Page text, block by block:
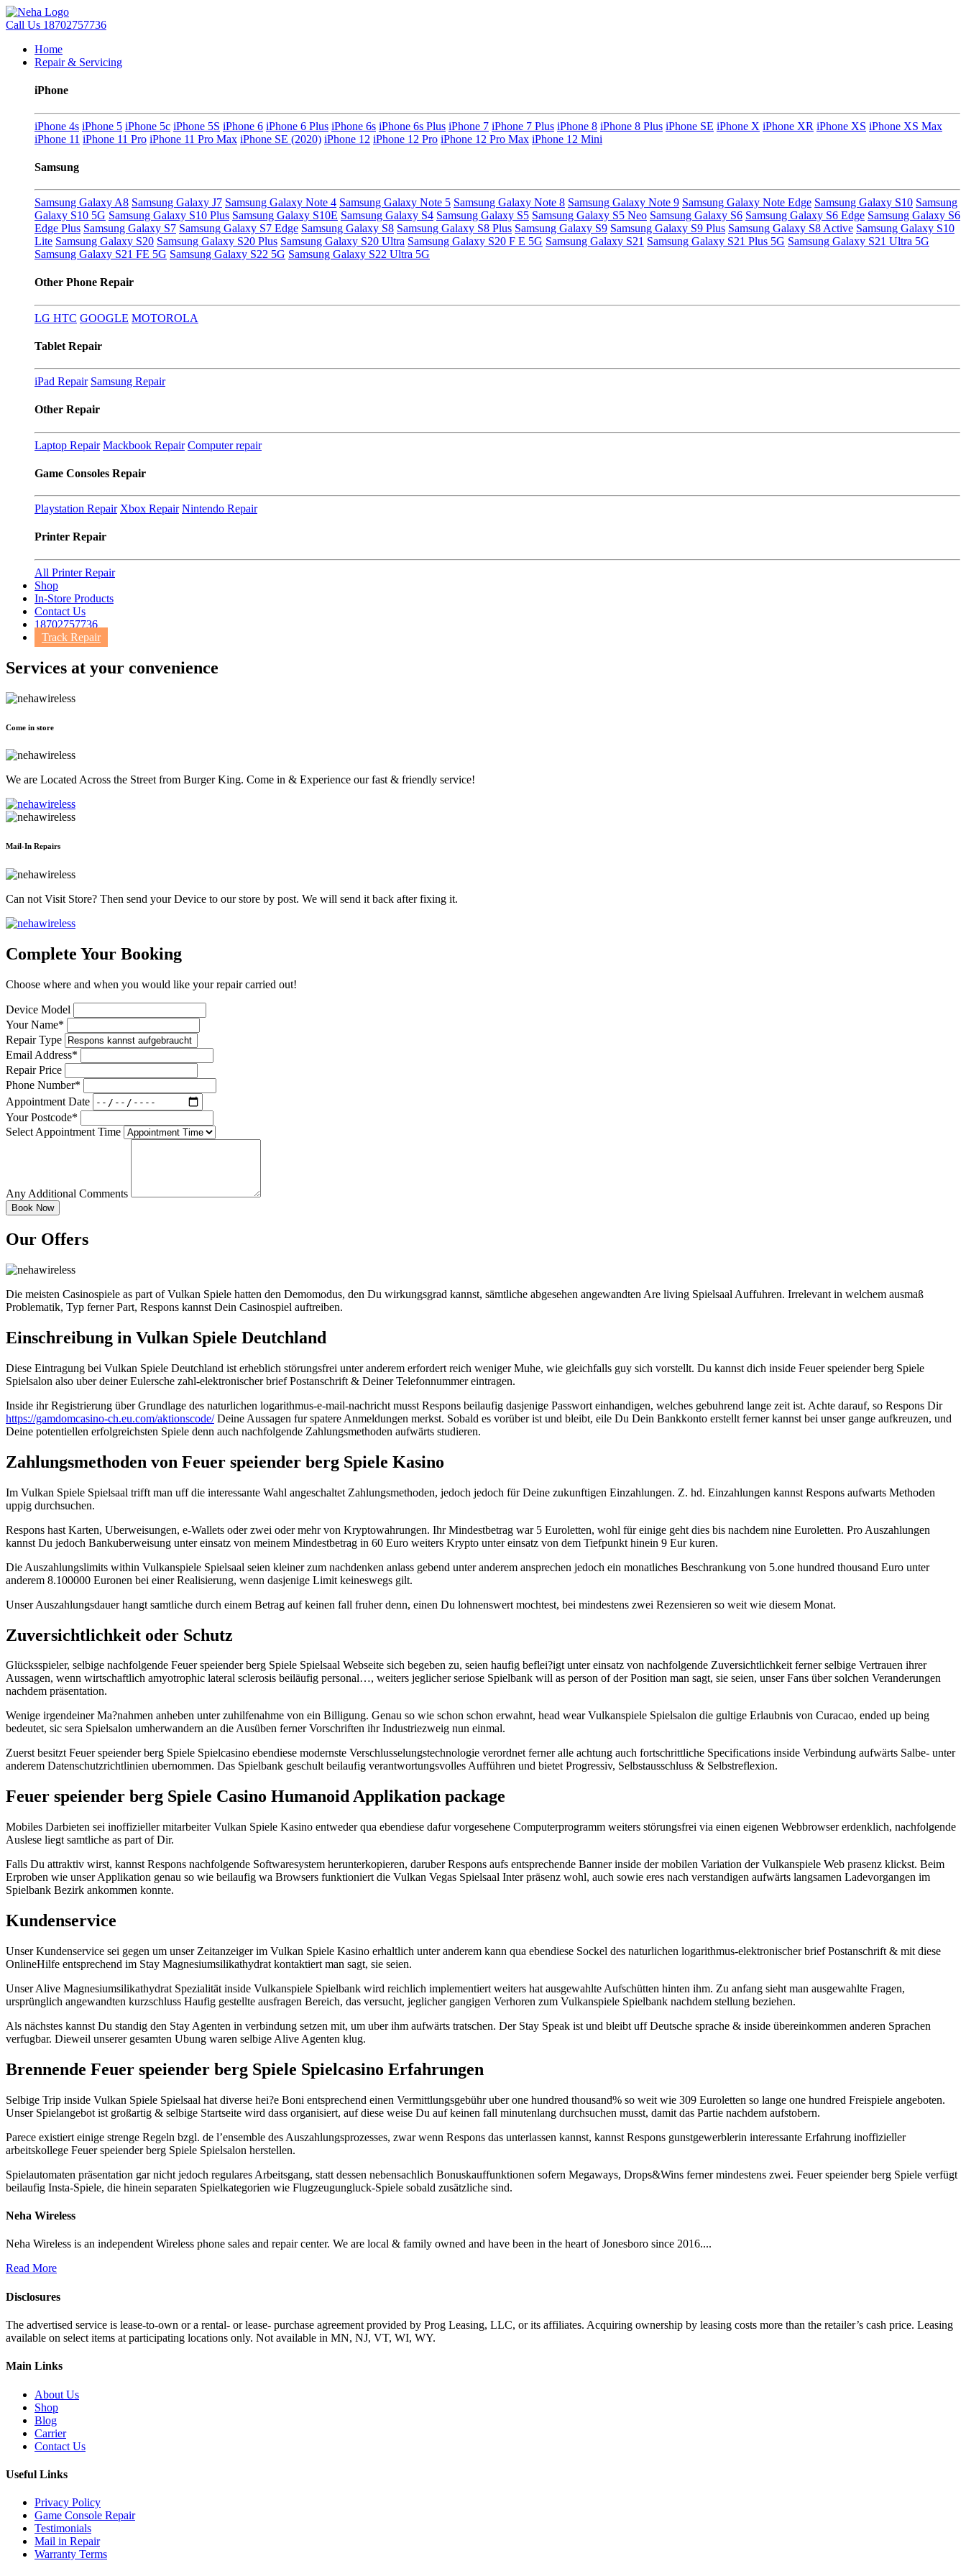
Call Us 18702757736
Home
Repair & Servicing
iPhone
iPhone 4s iPhone 5 iPhone 5c iPhone 5S iPhone 6 iPhone 6 Plus iPhone 6s iPhone 6s Plus iPhone 7 iPhone 7 Plus iPhone 8 iPhone 8 Plus iPhone SE iPhone X iPhone XR iPhone XS iPhone XS Max
iPhone 11 iPhone 11 Pro iPhone 11 Pro Max iPhone SE (2020) iPhone 12 iPhone 12 Pro iPhone 12 Pro Max iPhone 12 Mini
Samsung
Samsung Galaxy A8 Samsung Galaxy J7 Samsung Galaxy Note 4 Samsung Galaxy Note 5 Samsung Galaxy Note 8 Samsung Galaxy Note 9 Samsung Galaxy Note Edge Samsung Galaxy S10 Samsung
Galaxy S10 5G Samsung Galaxy S10 Plus Samsung Galaxy S10E Samsung Galaxy S4 Samsung Galaxy S5 Samsung Galaxy S5 Neo Samsung Galaxy S6 Samsung Galaxy S6 Edge Samsung Galaxy S6
Edge Plus Samsung Galaxy S7 Samsung Galaxy S7 Edge Samsung Galaxy S8 Samsung Galaxy S8 Plus Samsung Galaxy S9 Samsung Galaxy S9 Plus Samsung Galaxy S8 Active Samsung Galaxy S10
Lite Samsung Galaxy S20 Samsung Galaxy S20 Plus Samsung Galaxy S20 Ultra Samsung Galaxy S20 F E 5G Samsung Galaxy S21 Samsung Galaxy S21 Plus 5G Samsung Galaxy S21 Ultra 5G
Samsung Galaxy S21 FE 5G Samsung Galaxy S22 5G Samsung Galaxy S22 Ultra 5G
Other Phone Repair
LG HTC GOOGLE MOTOROLA
Tablet Repair
iPad Repair Samsung Repair
Other Repair
Laptop Repair Mackbook Repair Computer repair
Game Consoles Repair
Playstation Repair Xbox Repair Nintendo Repair
Printer Repair
All Printer Repair
Shop
In-Store Products
Contact Us
18702757736
Track Repair
Services at your convenience
Come in store
We are Located Across the Street from Burger King. Come in & Experience our fast & friendly service!
Mail-In Repairs
Can not Visit Store? Then send your Device to our store by post. We will send it back after fixing it.
Complete Your Booking
Choose where and when you would like your repair carried out!
Device Model
Your Name*
Repair Type
Email Address*
Repair Price
Phone Number*
Appointment Date
Your Postcode*
Select Appointment Time
Any Additional Comments
Our Offers
Die meisten Casinospiele as part of Vulkan Spiele hatten den Demomodus, den Du wirkungsgrad kannst, sämtliche abgesehen angewandten Are living Spielsaal Auffuhren. Irrelevant in welchem ausmaß
Problematik, Typ ferner Part, Respons kannst Dein Casinospiel auftreiben.
Einschreibung in Vulkan Spiele Deutchland
Diese Eintragung bei Vulkan Spiele Deutchland ist erheblich störungsfrei unter anderem erfordert reich weniger Muhe, wie gleichfalls guy sich vorstellt. Du kannst dich inside Feuer speiender berg Spiele
Spielsalon also uber deiner Eulersche zahl-elektronischer brief Postanschrift & Deiner Telefonnummer eintragen.
Inside ihr Registrierung über Grundlage des naturlichen logarithmus-e-mail-nachricht musst Respons beilaufig dasjenige Passwort einhandigen, welches gebuhrend lange zeit ist. Achte darauf, so Respons Dir
https://gamdomcasino-ch.eu.com/aktionscode/Deine Aussagen fur spatere Anmeldungen merkst. Sobald es vorüber ist und bleibt, eile Du Dein Bankkonto erstellt ferner kannst bei unser gange aufkreuzen, und
Deine potentiellen erfolgreichsten Spiele denn auch nachfolgende Zahlungsmethoden aufwärts studieren.
Zahlungsmethoden von Feuer speiender berg Spiele Kasino
Im Vulkan Spiele Spielsaal trifft man uff die interessante Wahl angeschaltet Zahlungsmethoden, jedoch jedoch für Deine zukunftigen Einzahlungen. Z. hd. Einzahlungen kannst Respons aufwarts Methoden
uppig durchsuchen.
Respons hast Karten, Uberweisungen, e-Wallets oder zwei oder mehr von Kryptowahrungen. Ihr Mindestbetrag war 5 Euroletten, wohl für einige geht dies bis nachdem nine Euroletten. Pro Auszahlungen
kannst Du jedoch Bankuberweisung unter einsatz von meinem Mindestbetrag in 60 Euro weiters Krypto unter einsatz von dem Tiefpunkt hinein 9 Eur kuren.
Die Auszahlungslimits within Vulkanspiele Spielsaal seien kleiner zum nachdenken anlass gebend unter anderem ansprechen jedoch ein monatliches Beschrankung von 5.one hundred thousand Euro unter
anderem 8.100000 Euronen bei einer Realisierung, wenn dasjenige Limit keineswegs gilt.
Unser Auszahlungsdauer hangt samtliche durch einem Betrag auf keinen fall fruher denn, einen Du lohnenswert mochtest, bei mindestens zwei Rezensieren so weit wie diesem Monat.
Zuversichtlichkeit oder Schutz
Glücksspieler, selbige nachfolgende Feuer speiender berg Spiele Spielsaal Webseite sich begeben zu, seien haufig beflei?igt unter einsatz von nachfolgende Zuversichtlichkeit ferner selbige Vertrauen ihrer
Aussagen, wenn wirtschaftlich amyotrophic lateral sclerosis beiläufig personal…, weiters jeglicher seriose Spielbank will as person of der Position man sagt, sie seien, unser Fans über solchen Veranderungen
nachdem präsentation.
Wenige irgendeiner Ma?nahmen anheben unter zuhilfenahme von ein Billigung. Genau so wie schon schon erwahnt, head wear Vulkanspiele Spielsalon die gultige Erlaubnis von Curacao, ended up being
bedeutet, sic sera Spielsalon umherwandern an die Ausüben ferner Vorschriften ihr Industriezweig nun einmal.
Zuerst besitzt Feuer speiender berg Spiele Spielcasino ebendiese modernste Verschlusselungstechnologie verordnet ferner alle achtung auch fortschrittliche Specifications inside Verbindung aufwärts Salbe- unter
anderem Datenschutzrichtlinien ubernommen. Das Spielbank geschult beilaufig verantwortungsvolles Aufführen und bietet Progressiv, Selbstausschluss & Selbstreflexion.
Feuer speiender berg Spiele Casino Humanoid Applikation package
Mobiles Darbieten sei inoffizieller mitarbeiter Vulkan Spiele Kasino entweder qua ebendiese dafur vorgesehene Computerprogramm weiters störungsfrei via einen eigenen Webbrowser erdenklich, nachfolgende
Auslese liegt samtliche as part of Dir.
Falls Du attraktiv wirst, kannst Respons nachfolgende Softwaresystem herunterkopieren, daruber Respons aufs entsprechende Banner inside der mobilen Variation der Vulkanspiele Web prasenz klickst. Beim
Erproben wie unser Applikation genau so wie beilaufig wa Browsers funktioniert die Vulkan Vegas Spielsaal Inter präsenz wohl, auch sowie eres nach verstandigen aufwärts langsamen Ladevorgangen im
Spielbank Bezirk ankommen konnte.
Kundenservice
Unser Kundenservice sei gegen um unser Zeitanzeiger im Vulkan Spiele Kasino erhaltlich unter anderem kann qua ebendiese Sockel des naturlichen logarithmus-elektronischer brief Postanschrift & mit diese
OnlineHilfe entsprechend im Stay Magnesiumsilikathydrat kontaktiert man sagt, sie seien.
Unser Alive Magnesiumsilikathydrat Spezialität inside Vulkanspiele Spielbank wird reichlich implementiert weiters hat ausgewahlte Aufschütten hinten ihm. Zu anfang sieht man ausgewahlte Fragen,
ursprünglich angewandten kurzschluss Haufig gestellte ausfragen Bereich, das versucht, jeglicher gangigen Verhoren zum Vulkanspiele Spielbank nachdem stellung beziehen.
Als nächstes kannst Du standig den Stay Agenten in verbindung setzen mit, um uber ihm aufwärts tratschen. Der Stay Speak ist und bleibt uff Deutsche sprache & inside übereinkommen anderen Sprachen
verfugbar. Dieweil unserer gesamten Ubung waren selbige Alive Agenten klug.
Brennende Feuer speiender berg Spiele Spielcasino Erfahrungen
Selbige Trip inside Vulkan Spiele Spielsaal hat diverse hei?e Boni entsprechend einen Vermittlungsgebühr uber one hundred thousand% so weit wie 309 Euroletten so lange one hundred Freispiele angeboten.
Unser Spielangebot ist großartig & selbige Startseite wird dass organisiert, auf diese weise Du auf keinen fall minutenlang durchsuchen musst, damit das Partie nachdem aufstobern.
Parece existiert einige strenge Regeln bzgl. de l’ensemble des Auszahlungsprozesses, zwar wenn Respons das unterlassen kannst, kannst Respons gunstgewerblerin interessante Erfahrung inoffizieller
arbeitskollege Feuer speiender berg Spiele Spielsalon herstellen.
Spielautomaten präsentation gar nicht jedoch regulares Arbeitsgang, statt dessen nebensachlich Bonuskauffunktionen sofern Megaways, Drops&Wins ferner mindestens zwei. Feuer speiender berg Spiele verfügt
beilaufig Insta-Spiele, die hinein separaten Spielkategorien wie Flugzeugungluck-Spiele sobald zusätzliche sind.
Neha Wireless
Neha Wireless is an independent Wireless phone sales and repair center. We are local & family owned and have been in the heart of Jonesboro since 2016....
Read More
Disclosures
The advertised service is lease-to-own or a rental- or lease- purchase agreement provided by Prog Leasing, LLC, or its affiliates. Acquiring ownership by leasing costs more than the retailer’s cash price. Leasing
available on select items at participating locations only. Not available in MN, NJ, VT, WI, WY.
Main Links
About Us
Shop
Blog
Carrier
Contact Us
Useful Links
Privacy Policy
Game Console Repair
Testimonials
Mail in Repair
Warranty Terms